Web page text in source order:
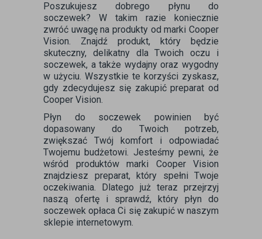
Poszukujesz dobrego płynu do
soczewek? W takim razie koniecznie
zwróć uwagę na produkty od marki Cooper
Vision. Znajdź produkt, który będzie
skuteczny, delikatny dla Twoich oczu i
soczewek, a także wydajny oraz wygodny
w użyciu. Wszystkie te korzyści zyskasz,
gdy zdecydujesz się zakupić preparat od
Cooper Vision.
Płyn do soczewek powinien być
dopasowany do Twoich potrzeb,
zwiększać Twój komfort i odpowiadać
Twojemu budżetowi. Jesteśmy pewni, że
wśród produktów marki Cooper Vision
znajdziesz preparat, który spełni Twoje
oczekiwania. Dlatego już teraz przejrzyj
naszą ofertę i sprawdź, który płyn do
soczewek opłaca Ci się zakupić w naszym
sklepie internetowym.